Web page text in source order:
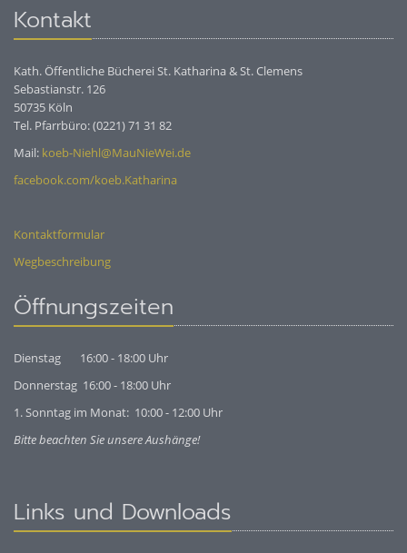
Kontakt
Kath. Öffentliche Bücherei St. Katharina & St. Clemens
Sebastianstr. 126
50735 Köln
Tel. Pfarrbüro: (0221) 71 31 82
Mail: koeb-Niehl@MauNieWei.de
facebook.com/koeb.Katharina
Kontaktformular
Wegbeschreibung
Öffnungszeiten
Dienstag 16:00 - 18:00 Uhr
Donnerstag 16:00 - 18:00 Uhr
1. Sonntag im Monat: 10:00 - 12:00 Uhr
Bitte beachten Sie unsere Aushänge!
Links und Downloads